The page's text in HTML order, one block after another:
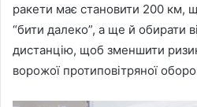
ракети має становити 200 км,
“бити далеко”, а ще й обирати
дистанцію, щоб зменшити
ворожої протиповітряної